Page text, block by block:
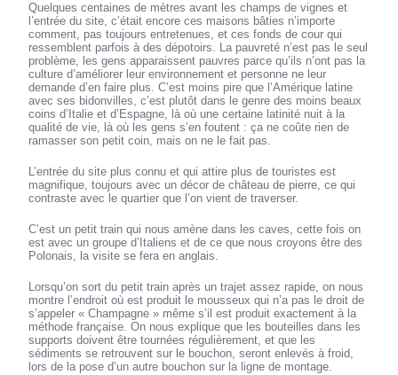
Quelques centaines de mètres avant les champs de vignes et
l’entrée du site, c’était encore ces maisons bâties n’importe
comment, pas toujours entretenues, et ces fonds de cour qui
ressemblent parfois à des dépotoirs. La pauvreté n’est pas le seul
problème, les gens apparaissent pauvres parce qu’ils n’ont pas la
culture d’améliorer leur environnement et personne ne leur
demande d’en faire plus. C’est moins pire que l’Amérique latine
avec ses bidonvilles, c’est plutôt dans le genre des moins beaux
coins d’Italie et d’Espagne, là où une certaine latinité nuit à la
qualité de vie, là où les gens s’en foutent : ça ne coûte rien de
ramasser son petit coin, mais on ne le fait pas.
L’entrée du site plus connu et qui attire plus de touristes est
magnifique, toujours avec un décor de château de pierre, ce qui
contraste avec le quartier que l’on vient de traverser.
C’est un petit train qui nous amène dans les caves, cette fois on
est avec un groupe d’Italiens et de ce que nous croyons être des
Polonais, la visite se fera en anglais.
Lorsqu’on sort du petit train après un trajet assez rapide, on nous
montre l’endroit où est produit le mousseux qui n’a pas le droit de
s’appeler « Champagne » même s’il est produit exactement à la
méthode française. On nous explique que les bouteilles dans les
supports doivent être tournées régulièrement, et que les
sédiments se retrouvent sur le bouchon, seront enlevés à froid,
lors de la pose d’un autre bouchon sur la ligne de montage.